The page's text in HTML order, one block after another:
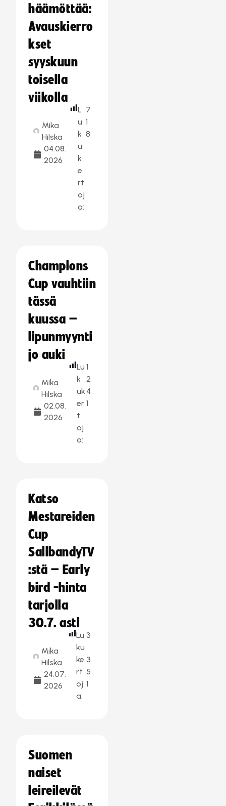
häämöttää:
Avauskierro
kset
syyskuun
toisella
viikolla
Mika
Hilska
04.08.
2026
L
u
k
u
k
e
rt
oj
a:
7
1
8
Champions
Cup vauhtiin
tässä
kuussa –
lipunmyynti
jo auki
Mika
Hilska
02.08.
2026
Lu
k
uk
er
t
oj
a:
1
2
4
1
Katso
Mestareiden
Cup
SalibandyTV
:stä – Early
bird -hinta
tarjolla
30.7. asti
Mika
Hilska
24.07.
2026
Lu
ku
ke
rt
oj
a:
3
3
5
1
Suomen
naiset
leireilevät